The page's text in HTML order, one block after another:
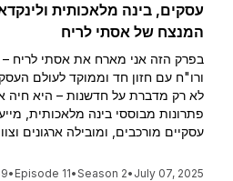
עסקים, בינה מלאכותית
המנצח של אסתי לריח
בפרק הזה אני מארח את אסתי לריח –
ורו"ח עם חזון חד וממוקד לעולם
לא רק מדברת על חדשנות – היא חיה
פתרונות מבוססי בינה מלאכותית,
עסקיים מורכבים, ומובילה ארגונים
July 07, 2025
•
Season 2
•
Episode 11
•